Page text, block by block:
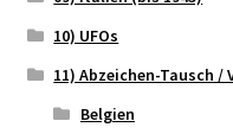
10) UFOs
11) Abzeichen-Tausch /
Belgien